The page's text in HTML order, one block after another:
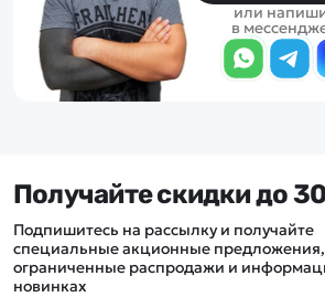
или
в
Получайте скидки до
Подпишитесь на рассылку и получайте
специальные акционные предложения,
ограниченные распродажи и
новинках